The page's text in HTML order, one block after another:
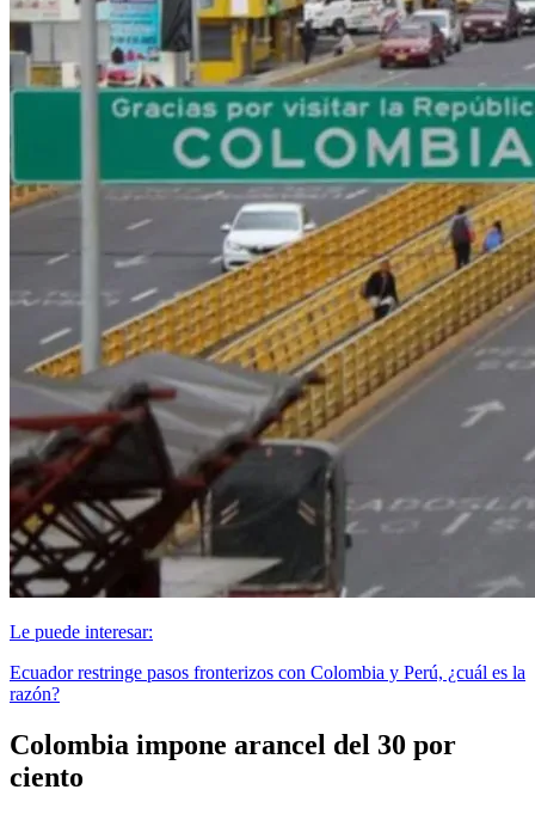
Le puede interesar:
Ecuador restringe pasos fronterizos con Colombia y Perú, ¿cuál es la
razón?
Colombia impone arancel del 30 por
ciento